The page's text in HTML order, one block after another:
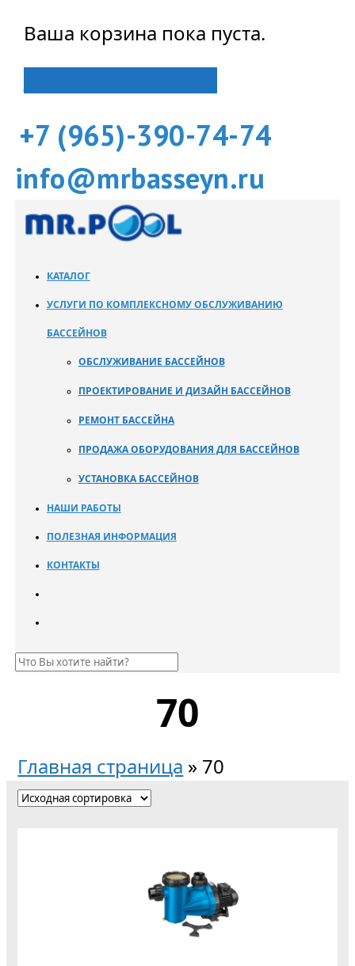
Ваша корзина пока пуста.
+7 (965)-390-74-74
info@mrbasseyn.ru
КАТАЛОГ
УСЛУГИ ПО КОМПЛЕКСНОМУ ОБСЛУЖИВАНИЮ
БАССЕЙНОВ
ОБСЛУЖИВАНИЕ БАССЕЙНОВ
ПРОЕКТИРОВАНИЕ И ДИЗАЙН БАССЕЙНОВ
РЕМОНТ БАССЕЙНА
ПРОДАЖА ОБОРУДОВАНИЯ ДЛЯ БАССЕЙНОВ
УСТАНОВКА БАССЕЙНОВ
НАШИ РАБОТЫ
ПОЛЕЗНАЯ ИНФОРМАЦИЯ
КОНТАКТЫ
70
Главная страница » 70